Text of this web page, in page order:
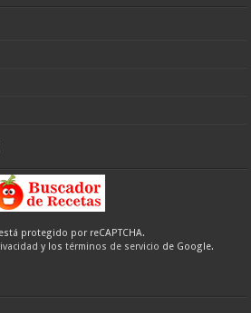
protegido por reCAPTCHA.
y los términos de servicio de Google.